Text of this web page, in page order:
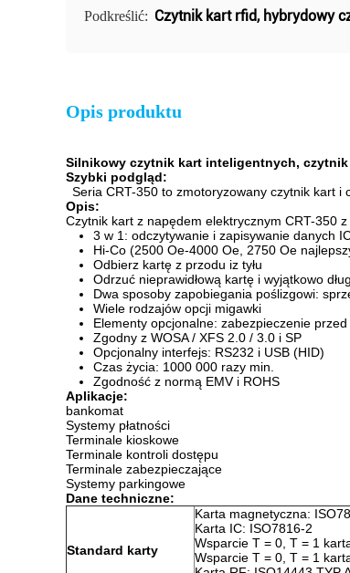
Podkreślić: Czytnik kart rfid, hybrydowy
Opis produktu
Silnikowy czytnik kart inteligentnych,
Szybki podgląd:
Seria CRT-350 to zmotoryzowany czytnik kart i
Opis:
Czytnik kart z napędem elektrycznym CRT-350 z
3 w 1: odczytywanie i zapisywanie danych
Hi-Co (2500 Oe-4000 Oe, 2750 Oe
Odbierz kartę z przodu iz tyłu
Odrzuć nieprawidłową kartę i wyjątkowo
Dwa sposoby zapobiegania poślizgowi:
Wiele rodzajów opcji migawki
Elementy opcjonalne: zabezpieczenie
Zgodny z WOSA / XFS 2.0 / 3.0 i SP
Opcjonalny interfejs: RS232 i USB (HID)
Czas życia: 1000 000 razy min.
Zgodność z normą EMV i ROHS
Aplikacje:
bankomat
Systemy płatności
Terminale kioskowe
Terminale kontroli dostępu
Terminale zabezpieczające
Systemy parkingowe
Dane techniczne:
Standard karty
Karta magnetyczna:
Karta IC: ISO7816-2
Wsparcie T = 0, T = 1
Wsparcie T = 0, T = 1